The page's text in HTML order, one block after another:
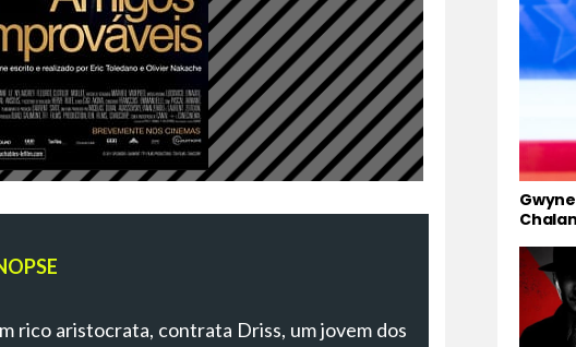
rico aristocrata, contrata Driss, um jovem dos